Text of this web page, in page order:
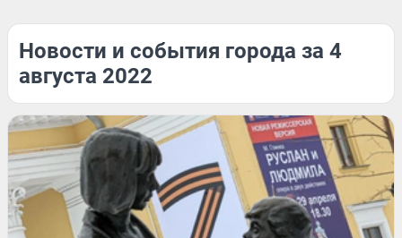
Новости и события города за 4
августа 2022